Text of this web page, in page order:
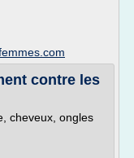
contre les
cheveux, ongles